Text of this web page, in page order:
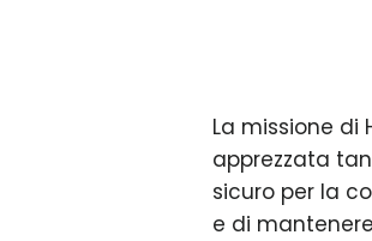
La missione
apprezzata
sicuro per la
e di